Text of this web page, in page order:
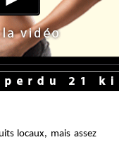
locaux, mais assez